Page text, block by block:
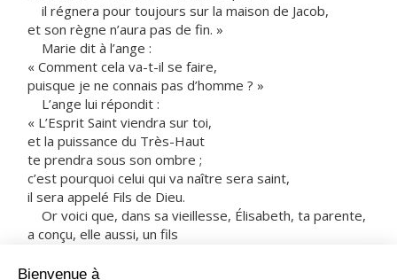
il régnera pour toujours sur la maison de Jacob,
et son règne n’aura pas de fin. »
Marie dit à l’ange :
« Comment cela va-t-il se faire,
puisque je ne connais pas d’homme ? »
L’ange lui répondit :
« L’Esprit Saint viendra sur toi,
et la puissance du Très-Haut
te prendra sous son ombre ;
c’est pourquoi celui qui va naître sera saint,
il sera appelé Fils de Dieu.
Or voici que, dans sa vieillesse, Élisabeth, ta parente,
a conçu, elle aussi, un fils
alors qu’on l’appelait la femme stérile.